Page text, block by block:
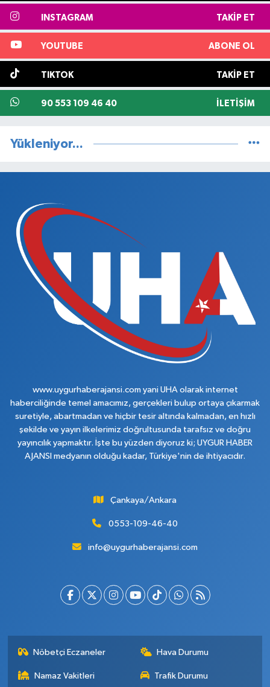
INSTAGRAM TAKIP ET
YOUTUBE ABONE OL
TIKTOK TAKIP ET
90 553 109 46 40 İLETIŞIM
Yükleniyor...
www.uygurhaberajansi.com yani UHA olarak internet
haberciliğinde temel amacımız, gerçekleri bulup ortaya çıkarmak
suretiyle, abartmadan ve hiçbir tesir altında kalmadan, en hızlı
şekilde ve yayın ilkelerimiz doğrultusunda tarafsız ve doğru
yayıncılık yapmaktır. İşte bu yüzden diyoruz ki; UYGUR HABER
AJANSI medyanın olduğu kadar, Türkiye'nin de ihtiyacıdır.
Çankaya/Ankara
0553-109-46-40
info@uygurhaberajansi.com
Nöbetçi Eczaneler Hava Durumu
Namaz Vakitleri Trafik Durumu